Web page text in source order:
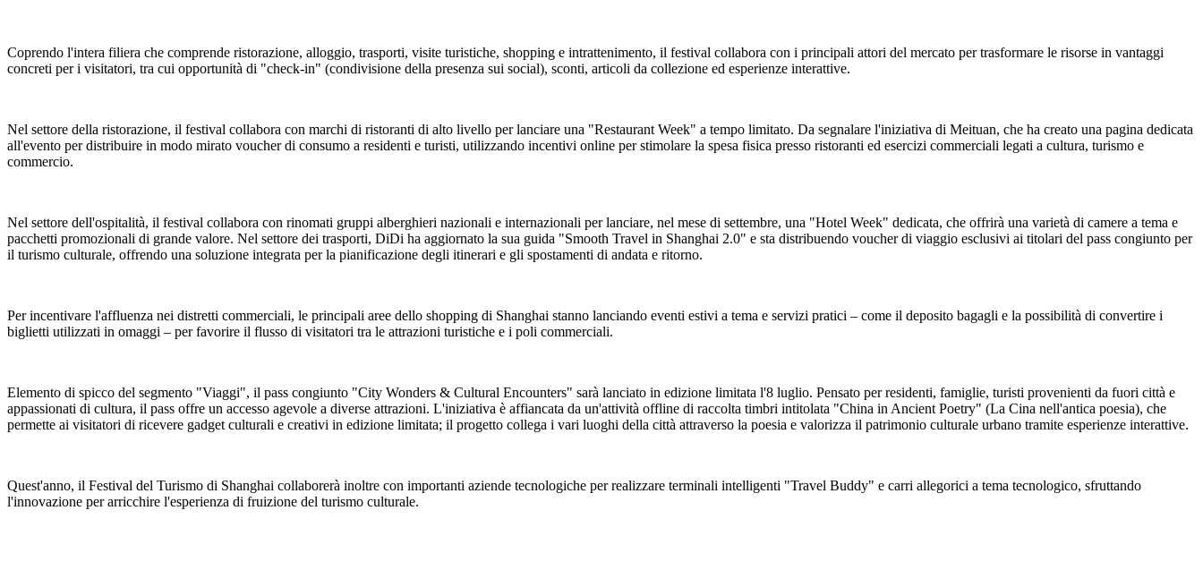
Coprendo l'intera filiera che comprende ristorazione, alloggio, trasporti, visite turistiche, shopping e intrattenimento, il festival collabora con i principali attori del mercato per trasformare le risorse in vantaggi
concreti per i visitatori, tra cui opportunità di "check-in" (condivisione della presenza sui social), sconti, articoli da collezione ed esperienze interattive.
Nel settore della ristorazione, il festival collabora con marchi di ristoranti di alto livello per lanciare una "Restaurant Week" a tempo limitato. Da segnalare l'iniziativa di Meituan, che ha creato una pagina dedicata
all'evento per distribuire in modo mirato voucher di consumo a residenti e turisti, utilizzando incentivi online per stimolare la spesa fisica presso ristoranti ed esercizi commerciali legati a cultura, turismo e
commercio.
Nel settore dell'ospitalità, il festival collabora con rinomati gruppi alberghieri nazionali e internazionali per lanciare, nel mese di settembre, una "Hotel Week" dedicata, che offrirà una varietà di camere a tema e
pacchetti promozionali di grande valore. Nel settore dei trasporti, DiDi ha aggiornato la sua guida "Smooth Travel in Shanghai 2.0" e sta distribuendo voucher di viaggio esclusivi ai titolari del pass congiunto per
il turismo culturale, offrendo una soluzione integrata per la pianificazione degli itinerari e gli spostamenti di andata e ritorno.
Per incentivare l'affluenza nei distretti commerciali, le principali aree dello shopping di Shanghai stanno lanciando eventi estivi a tema e servizi pratici – come il deposito bagagli e la possibilità di convertire i
biglietti utilizzati in omaggi – per favorire il flusso di visitatori tra le attrazioni turistiche e i poli commerciali.
Elemento di spicco del segmento "Viaggi", il pass congiunto "City Wonders & Cultural Encounters" sarà lanciato in edizione limitata l'8 luglio. Pensato per residenti, famiglie, turisti provenienti da fuori città e
appassionati di cultura, il pass offre un accesso agevole a diverse attrazioni. L'iniziativa è affiancata da un'attività offline di raccolta timbri intitolata "China in Ancient Poetry" (La Cina nell'antica poesia), che
permette ai visitatori di ricevere gadget culturali e creativi in edizione limitata; il progetto collega i vari luoghi della città attraverso la poesia e valorizza il patrimonio culturale urbano tramite esperienze interattive.
Quest'anno, il Festival del Turismo di Shanghai collaborerà inoltre con importanti aziende tecnologiche per realizzare terminali intelligenti "Travel Buddy" e carri allegorici a tema tecnologico, sfruttando
l'innovazione per arricchire l'esperienza di fruizione del turismo culturale.